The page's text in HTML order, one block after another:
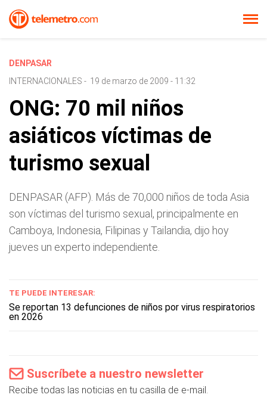
DENPASAR
INTERNACIONALES - 19 de marzo de 2009 - 11:32
ONG: 70 mil niños
asiáticos víctimas de
turismo sexual
DENPASAR (AFP). Más de 70,000 niños de toda Asia
son víctimas del turismo sexual, principalmente en
Camboya, Indonesia, Filipinas y Tailandia, dijo hoy
jueves un experto independiente.
TE PUEDE INTERESAR:
Se reportan 13 defunciones de niños por virus respiratorios
en 2026
Suscríbete a nuestro newsletter
Recibe todas las noticias en tu casilla de e-mail.